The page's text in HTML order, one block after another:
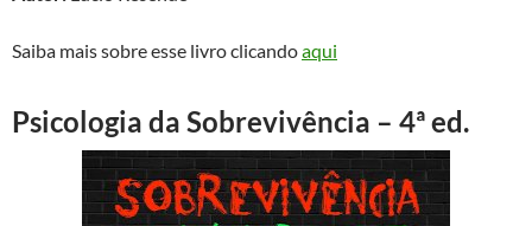
Saiba mais sobre esse livro clicandoaqui
Psicologia da Sobrevivência – 4ª ed.